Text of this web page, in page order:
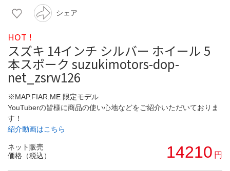
シェア
HOT !
スズキ 14インチ シルバー ホイール 5
本スポーク suzukimotors-dop-
net_zsrw126
※MAP.FIAR.ME 限定モデル
YouTuberの皆様に商品の使い心地などをご紹介いただいておりま
す！
紹介動画はこちら
ネット販売
価格（税込）
14210 円